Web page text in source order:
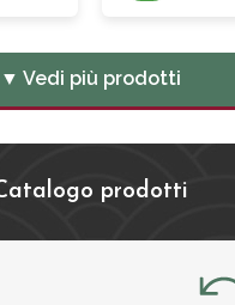
prodotti
▼ Vedi più prodotti